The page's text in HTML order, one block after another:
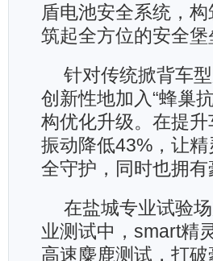
盾电池安全系统，
筑起全方位的安全堡
针对传统掀背车
创新性地加入“蜂巢
构优化升级。在提
振动降低43%，让
全守护，同时也拥
在盐城专业试验
业测试中，smart精
高速麋鹿测试，打